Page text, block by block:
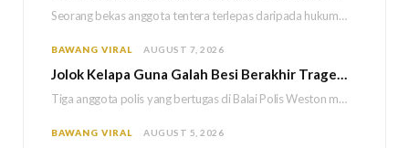
Seorang bekas anggota tentera terlepas daripada hukuman gantung selepas Mahkamah Persekutuan memutuskan untuk menggantikan hukuman…
BAWANG VIRAL AUGUST 7, 2026
Jolok Kelapa Guna Galah Besi Berakhir Tragedi, Tiga Polis Maut Terkena Renjatan Elektrik
Tiga anggota polis yang bertugas di Balai Polis Weston maut selepas dipercayai terkena renjatan elektrik…
BAWANG VIRAL AUGUST 5, 2026